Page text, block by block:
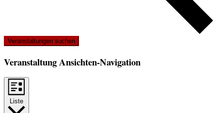
Veranstaltungen suchen
Veranstaltung Ansichten-Navigation
Liste